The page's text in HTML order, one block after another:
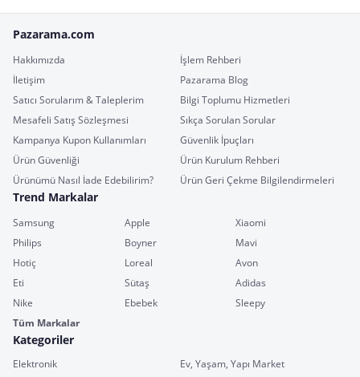
Pazarama.com
Hakkımızda
İşlem Rehberi
İletişim
Pazarama Blog
Satıcı Sorularım & Taleplerim
Bilgi Toplumu Hizmetleri
Mesafeli Satış Sözleşmesi
Sıkça Sorulan Sorular
Kampanya Kupon Kullanımları
Güvenlik İpuçları
Ürün Güvenliği
Ürün Kurulum Rehberi
Ürünümü Nasıl İade Edebilirim?
Ürün Geri Çekme Bilgilendirmeleri
Trend Markalar
Samsung Apple
Xiaomi
Philips
Boyner
Mavi
Hotiç
Loreal
Avon
Eti
Sütaş
Adidas
Nike
Ebebek
Sleepy
Tüm Markalar
Kategoriler
Elektronik
Ev, Yaşam, Yapı Market